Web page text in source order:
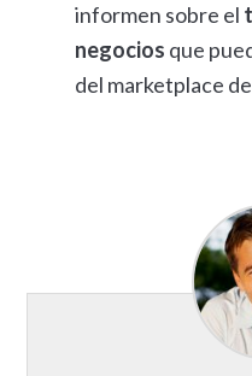
informen sobre el
negocios que
del marketplace